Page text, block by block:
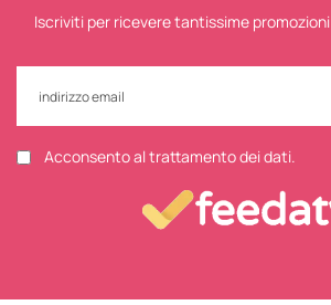
Iscriviti per ricevere tantissime
Acconsento al trattamento dei dati.